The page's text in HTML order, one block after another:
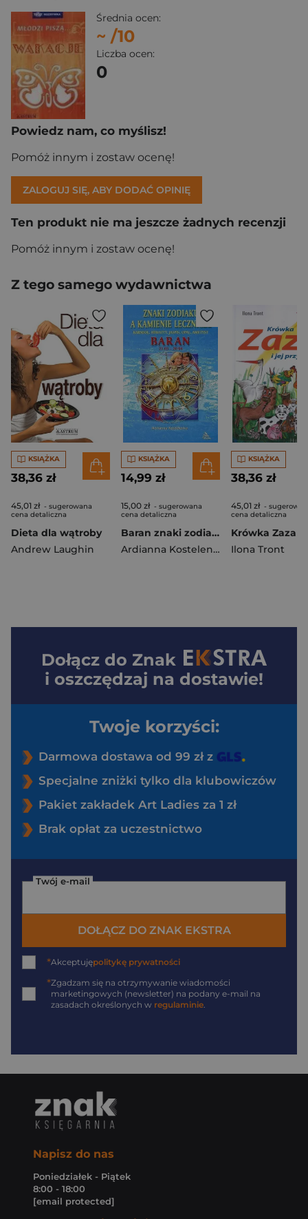
Średnia ocen:
~ /10
Liczba ocen:
0
Powiedz nam, co myślisz!
Pomóż innym i zostaw ocenę!
ZALOGUJ SIĘ, ABY DODAĆ OPINIĘ
Ten produkt nie ma jeszcze żadnych recenzji
Pomóż innym i zostaw ocenę!
Z tego samego wydawnictwa
KSIĄŻKA
38,36 zł
45,01 zł - sugerowana
cena detaliczna
Dieta dla wątroby
Andrew Laughin
KSIĄŻKA
14,99 zł
15,00 zł - sugerowana
cena detaliczna
Baran znaki zodiaku a kamienie lecznicze
Ardianna Kostelenko
KSIĄŻKA
38,36 zł
45,01 zł -
cena detaliczna
Ilona Tront
Dołącz do Znak
i oszczędzaj na dostawie!
Twoje korzyści:
Darmowa dostawa od 99 zł z
Specjalne zniżki tylko dla klubowiczów
Pakiet zakładek Art Ladies za 1 zł
Brak opłat za uczestnictwo
Twój e-mail
DOŁĄCZ DO ZNAK EKSTRA
*Akceptujępolitykę prywatności
*Zgadzam się na otrzymywanie wiadomości
marketingowych (newsletter) na podany e-mail na
zasadach określonych w regulaminie
Napisz do nas
Poniedziałek - Piątek
8:00 - 18:00
[email protected]